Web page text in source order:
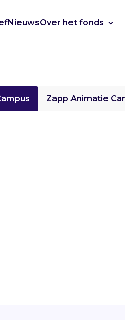
NieuwsOver het fonds
Zapp Animatie